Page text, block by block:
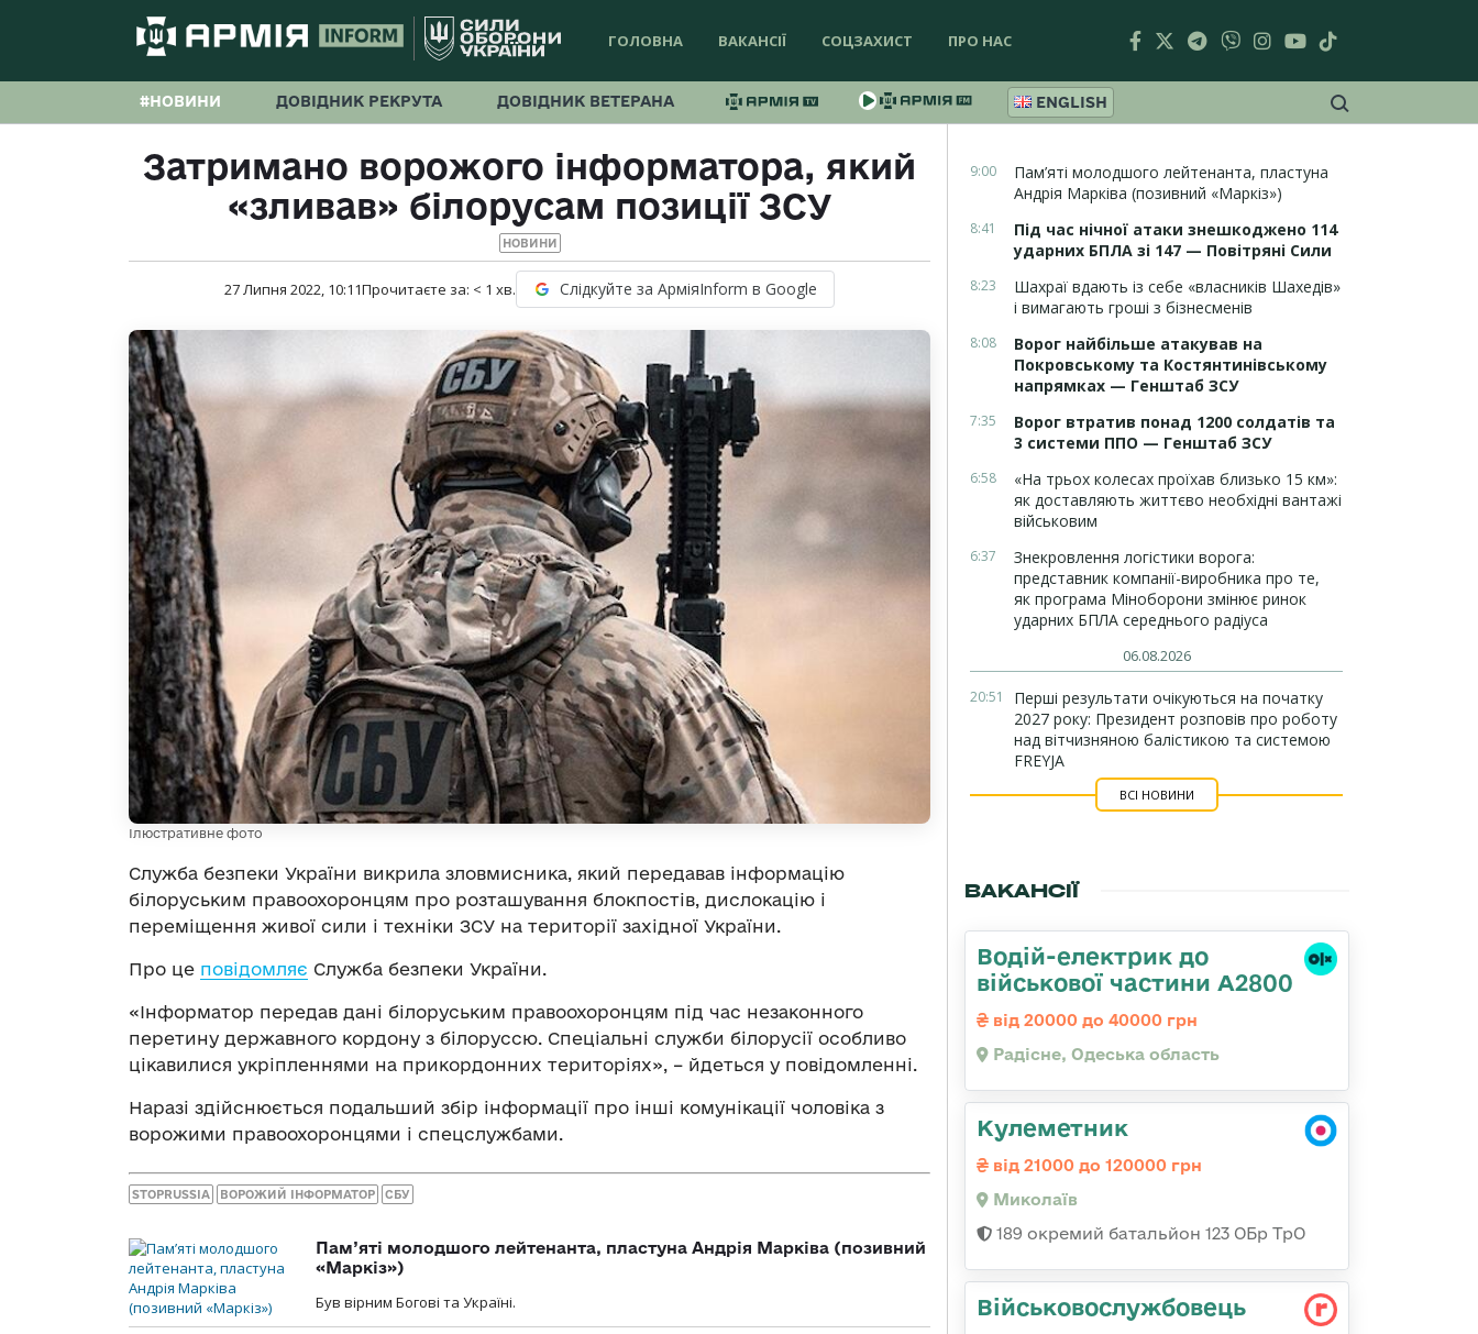
ГОЛОВНА ВАКАНСІЇ СОЦЗАХИСТ ПРО НАС
#НОВИНИ ДОВІДНИК РЕКРУТА ДОВІДНИК ВЕТЕРАНА ENGLISH
Затримано ворожого інформатора, який
«зливав» білорусам позиції ЗСУ
НОВИНИ
27 Липня 2022, 10:11Прочитаєте за: < 1 хв. Слідкуйте за АрміяInform в Google
Ілюстративне фото
Служба безпеки України викрила зловмисника, який передавав інформацію
білоруським правоохоронцям про розташування блокпостів, дислокацію і
переміщення живої сили і техніки ЗСУ на території західної України.
Про це повідомляє Служба безпеки України.
«Інформатор передав дані білоруським правоохоронцям під час незаконного
перетину державного кордону з білоруссю. Спеціальні служби білорусії особливо
цікавилися укріпленнями на прикордонних територіях», – йдеться у повідомленні.
Наразі здійснюється подальший збір інформації про інші комунікації чоловіка з
ворожими правоохоронцями і спецслужбами.
STOPRUSSIA ВОРОЖИЙ ІНФОРМАТОР СБУ
Пам’яті молодшого лейтенанта, пластуна Андрія Марківа (позивний
«Маркіз»)
Був вірним Богові та Україні.
9:00
Пам’яті молодшого лейтенанта, пластуна
Андрія Марківа (позивний «Маркіз»)
8:41
Під час нічної атаки знешкоджено 114
ударних БПЛА зі 147 — Повітряні Сили
8:23
Шахраї вдають із себе «власників Шахедів»
і вимагають гроші з бізнесменів
8:08
Ворог найбільше атакував на
Покровському та Костянтинівському
напрямках — Генштаб ЗСУ
7:35
Ворог втратив понад 1200 солдатів та
3 системи ППО — Генштаб ЗСУ
6:58
«На трьох колесах проїхав близько 15 км»:
як доставляють життєво необхідні вантажі
військовим
6:37
Знекровлення логістики ворога:
представник компанії-виробника про те,
як програма Міноборони змінює ринок
ударних БПЛА середнього радіуса
06.08.2026
20:51
Перші результати очікуються на початку
2027 року: Президент розповів про роботу
над вітчизняною балістикою та системою
FREYJA
ВСІ НОВИНИ
ВАКАНСІЇ
Водій-електрик до
військової частини А2800
від 20000 до 40000 грн
Радісне, Одеська область
Кулеметник
від 21000 до 120000 грн
Миколаїв
189 окремий батальйон 123 ОБр ТрО
Військовослужбовець